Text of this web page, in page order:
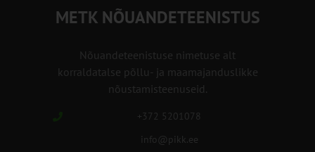
METK NÕUANDETEENISTUS
Nõuandeteenistuse nimetuse alt
korraldatalse põllu- ja maamajanduslikke
nõustamisteenuseid.
+372 5201078
info@pikk.ee